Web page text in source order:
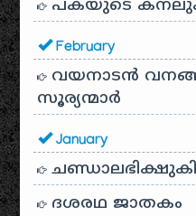
പകയുടെ
February
വയനാടൻ
സൂര്യന്മാർ
January
ചണ്ഡാലഭിക്ഷുകി
ദശരഥ ജാതകം